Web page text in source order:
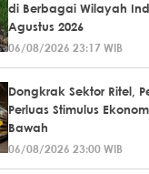
di Berbagai Wilayah
Agustus 2026
06/08/2026 23:17 WIB
Dongkrak Sektor Ritel,
Perluas Stimulus
Bawah
06/08/2026 23:00 WIB